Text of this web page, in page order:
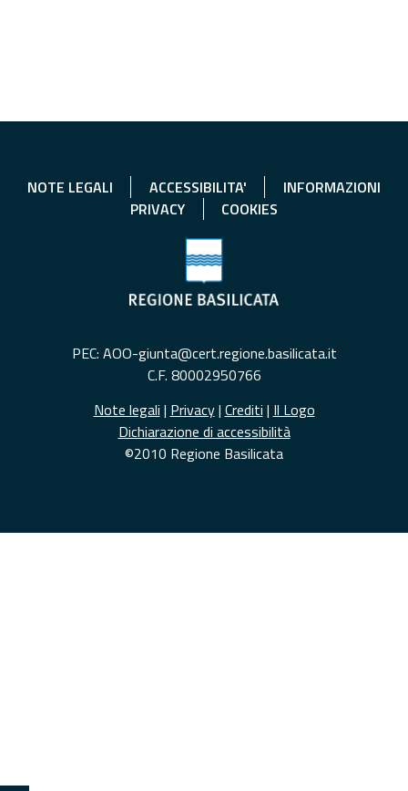
NOTE LEGALI ACCESSIBILITA'
INFORMAZIONI
PRIVACY
COOKIES
PEC: AOO-giunta@cert.regione.basilicata.it
C.F. 80002950766
Note legali | Privacy| Crediti | Il Logo
Dichiarazione di accessibilità
©2010 Regione Basilicata